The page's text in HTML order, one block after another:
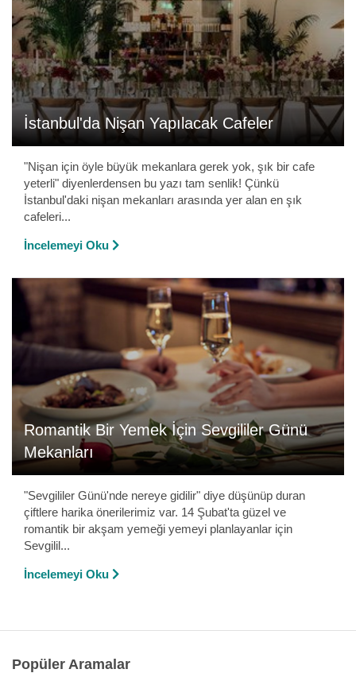
İstanbul'da Nişan Yapılacak Cafeler
"Nişan için öyle büyük mekanlara gerek yok, şık bir cafe
yeterli" diyenlerdensen bu yazı tam senlik! Çünkü
İstanbul'daki nişan mekanları arasında yer alan en şık
cafeleri...
İncelemeyi Oku
Romantik Bir Yemek İçin Sevgililer Günü
Mekanları
"Sevgililer Günü'nde nereye gidilir" diye düşünüp duran
çiftlere harika önerilerimiz var. 14 Şubat'ta güzel ve
romantik bir akşam yemeği yemeyi planlayanlar için
Sevgilil...
İncelemeyi Oku
Popüler Aramalar